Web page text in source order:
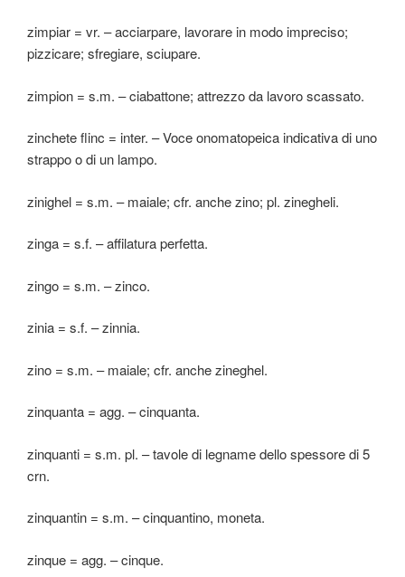
zimpiar = vr. – acciarpare, lavorare in modo impreciso;
pizzicare; sfregiare, sciupare.
zimpion = s.m. – ciabattone; attrezzo da lavoro scassato.
zinchete flinc = inter. – Voce onomatopeica indicativa di uno
strappo o di un lampo.
zinighel = s.m. – maiale; cfr. anche zino; pl. zinegheli.
zinga = s.f. – affilatura perfetta.
zingo = s.m. – zinco.
zinia = s.f. – zinnia.
zino = s.m. – maiale; cfr. anche zineghel.
zinquanta = agg. – cinquanta.
zinquanti = s.m. pl. – tavole di legname dello spessore di 5
crn.
zinquantin = s.m. – cinquantino, moneta.
zinque = agg. – cinque.